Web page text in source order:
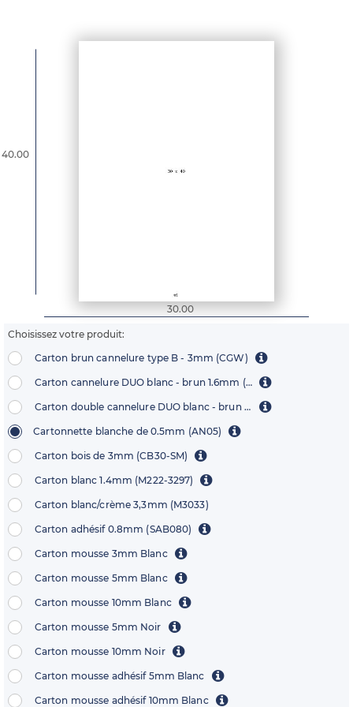
Choisissez votre produit:
Carton brun cannelure type B - 3mm (CGW)
Carton cannelure DUO blanc - brun 1.6mm (BB1500)
Carton double cannelure DUO blanc - brun 2.6mm (CCP4)
Cartonnette blanche de 0.5mm (AN05)
Carton bois de 3mm (CB30-SM)
Carton blanc 1.4mm (M222-3297)
Carton blanc/crème 3,3mm (M3033)
Carton adhésif 0.8mm (SAB080)
Carton mousse 3mm Blanc
Carton mousse 5mm Blanc
Carton mousse 10mm Blanc
Carton mousse 5mm Noir
Carton mousse 10mm Noir
Carton mousse adhésif 5mm Blanc
Carton mousse adhésif 10mm Blanc
30.00
40.00